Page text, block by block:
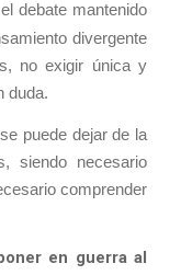
debate mantenido
divergente
no exigir única y
duda.
puede dejar de la
siendo necesario
comprender
en guerra al